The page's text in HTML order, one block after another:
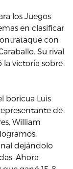
los Juegos
en clasificar
con
Su rival
la victoria sobre
boricua Luis
de
William
dejándolo
Ahora